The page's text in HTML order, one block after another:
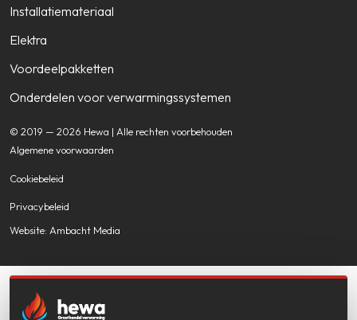
Installatiemateriaal
Elektra
Voordeelpakketten
Onderdelen voor verwarmingssystemen
© 2019 — 2026 Hewa | Alle rechten voorbehouden
Algemene voorwaarden
Cookiebeleid
Privacybeleid
Website: Ambacht Media